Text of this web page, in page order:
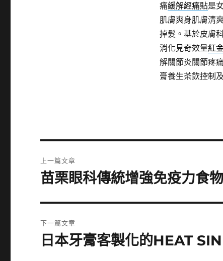
痛緩解經痛貼是
肌膚爽身肌膚清
掉髮。基於皮膚
消化見奇效量紅
解關節炎關節疼
膏養生茶飲控制
章
上一篇文章
上
篇
文
章:
苗栗眼科傳統增強免疫力食
下一篇文章
下
日本牙膏客製化的HEAT